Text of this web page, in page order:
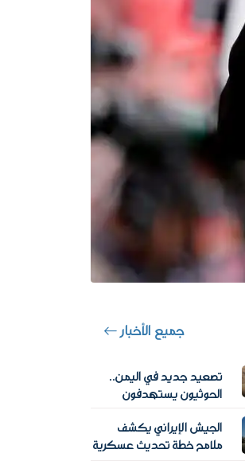
جميع الأخبار
تصعيد جديد في اليمن..
الحوثيون يستهدفون
من اتساع المواجهة
الجيش الإيراني يكشف
ملامح خطة تحديث عسكرية